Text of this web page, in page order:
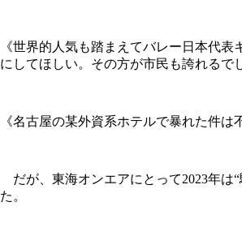
《世界的人気も踏まえてバレー日本代表
にしてほしい。その方が市民も誇れるで
《名古屋の某外資系ホテルで暴れた件は
だが、東海オンエアにとって2023年は“
た。